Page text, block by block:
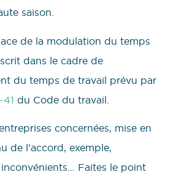
saison.
de la modulation du temps
dans le cadre de
du temps de travail prévu par
41 du Code du travail.
concernées, mise en
de l’accord, exemple,
Faites le point